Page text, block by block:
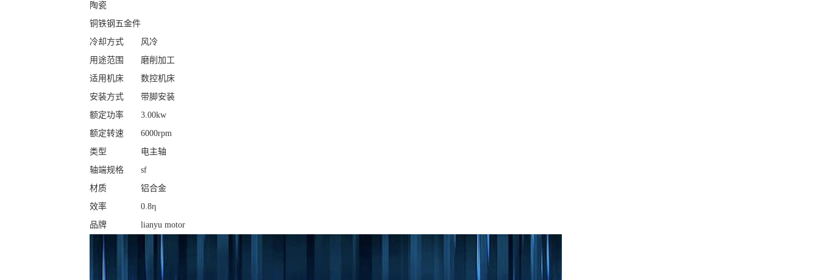
陶瓷
铜铁钢五金件
冷却方式
风冷
用途范围
磨削加工
适用机床
数控机床
安装方式
带脚安装
额定功率
3.00kw
额定转速
6000rpm
类型
电主轴
轴端规格
sf
材质
铝合金
效率
0.8η
品牌
lianyu motor